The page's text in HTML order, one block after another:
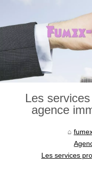
Les
agence
Les services